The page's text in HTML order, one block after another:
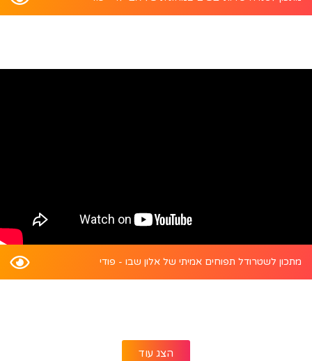
מתכון לשטרודל תפוחים אמיתי של אלון שבו - פודי
הצג עוד